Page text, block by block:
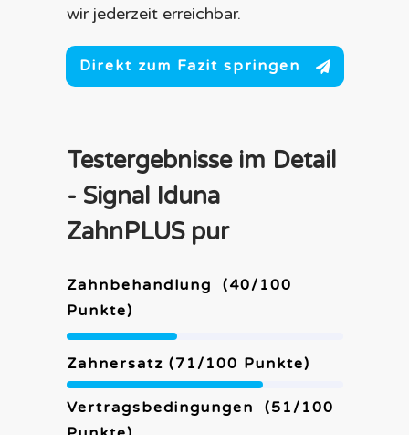
wir jederzeit erreichbar.
Direkt zum Fazit springen
Testergebnisse im Detail
- Signal Iduna
ZahnPLUS pur
Zahnbehandlung (40/100
Punkte)
Zahnersatz (71/100 Punkte)
Vertragsbedingungen (51/100